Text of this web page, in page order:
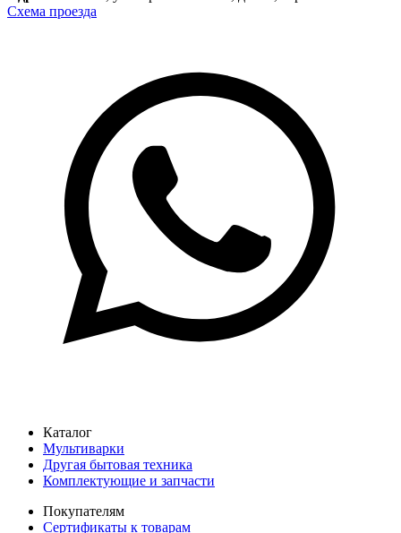
Схема проезда
Каталог
Мультиварки
Другая бытовая техника
Комплектующие и запчасти
Покупателям
Сертификаты к товарам